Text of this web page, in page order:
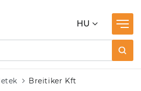
HU
Breitiker Kft